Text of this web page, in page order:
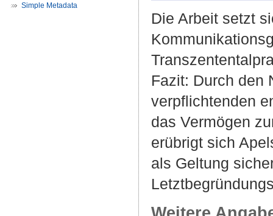
Simple Metadata
Die Arbeit setzt
Fazit: Durch den
verpflichtenden
das Vermögen
erübrigt sich
als Geltung